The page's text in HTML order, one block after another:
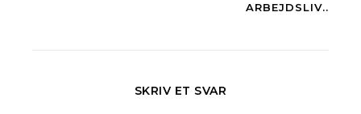
ARBEJDSLIV..
SKRIV ET SVAR